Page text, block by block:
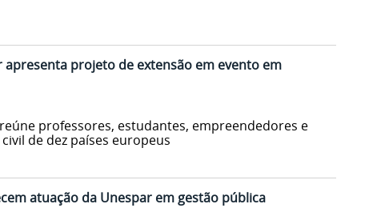
apresenta projeto de extensão em evento em
professores, estudantes, empreendedores e
de dez países europeus
atuação da Unespar em gestão pública